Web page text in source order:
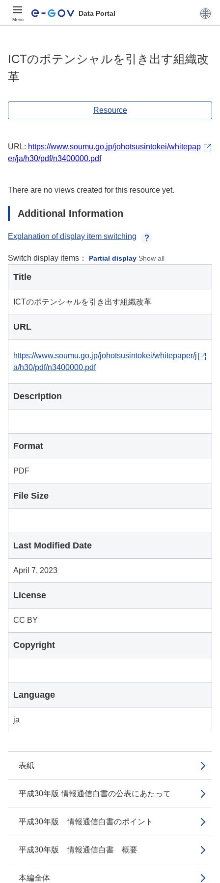
Menu
Data Portal
表紙
平成30年版 情報通信白書の公表にあたって
平成30年版 情報通信白書のポイント
平成30年版 情報通信白書 概要
本編全体
ICTのポテンシャルを引き出す組織改
革
Resource
URL: https://www.soumu.go.jp/johotsusintokei/whitepap
er/ja/h30/pdf/n3400000.pdf
There are no views created for this resource yet.
Additional Information
Explanation of display item switching
Switch display items： Partial display Show all
Title
ICTのポテンシャルを引き出す組織改革
URL
https://www.soumu.go.jp/johotsusintokei/whitepaper/j
a/h30/pdf/n3400000.pdf
Description
Format
PDF
File Size
Last Modified Date
April 7, 2023
License
CC BY
Copyright
Language
ja